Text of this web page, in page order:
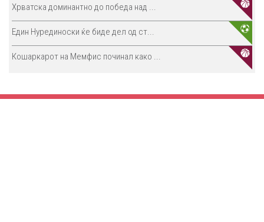
Хрватска доминантно до победа над ...
Един Нурединоски ќе биде дел од ст...
Кошаркарот на Мемфис починал како ...